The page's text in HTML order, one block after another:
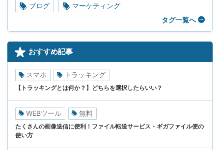
ブログ
マーケティング
タグ一覧へ
おすすめ記事
スマホ トラッキング
【トラッキングとは何か？】どちらを選択したらいい？
WEBツール 無料
たくさんの画像送信に便利！ファイル転送サービス・ギガファイル便の
使い方